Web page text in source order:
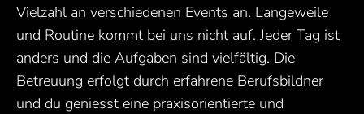
Vielzahl an verschiedenen Events an. Langeweile
und Routine kommt bei uns nicht auf. Jeder Tag ist
anders und die Aufgaben sind vielfältig. Die
Betreuung erfolgt durch erfahrene Berufsbildner
und du geniesst eine praxisorientierte und